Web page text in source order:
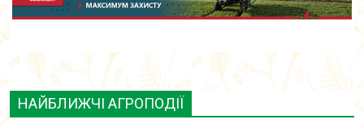
НАЙБЛИЖЧІ АГРОПОДІЇ